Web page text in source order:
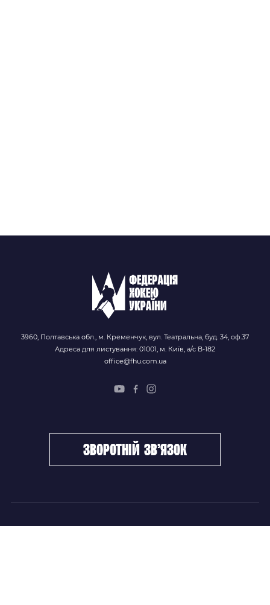
3960, Полтавська обл., м. Кременчук, вул. Театральна, буд. 34, оф.37
Адреса для листування: 01001, м. Київ, а/с В-182
office@fhu.com.ua
зворотній зв’язок